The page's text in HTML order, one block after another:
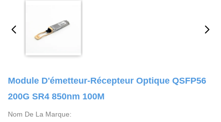
Module D'émetteur-Récepteur Optique QSFP56
200G SR4 850nm 100M
Nom De La Marque: